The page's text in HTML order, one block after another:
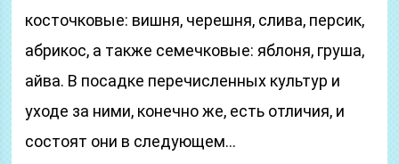
косточковые: вишня, черешня, слива, персик,
абрикос, а также семечковые: яблоня, груша,
айва. В посадке перечисленных культур и
уходе за ними, конечно же, есть отличия, и
состоят они в следующем…